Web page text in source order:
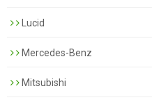
Lucid
Mercedes-Benz
Mitsubishi